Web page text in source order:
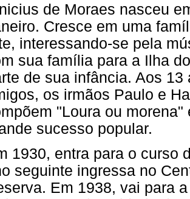
de Moraes nasceu
Cresce em uma
interessando-se pela
sua família para a Ilha
de sua infância. Aos
os irmãos Paulo e
"Loura ou
sucesso popular.
1930, entra para o curso
seguinte ingressa no
Em 1938, vai para